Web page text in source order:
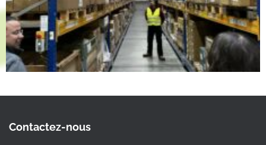
Contactez-nous